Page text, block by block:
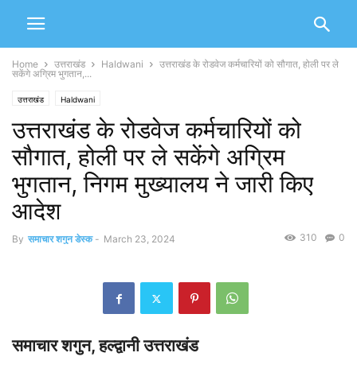
Home उत्तराखंड Haldwani
उत्तराखंड के रोडवेज कर्मचारियों को सौगात, होली पर ले
सकेंगे अग्रिम भुगतान,...
उत्तराखंड Haldwani
उत्तराखंड के रोडवेज कर्मचारियों को
सौगात, होली पर ले सकेंगे अग्रिम
भुगतान, निगम मुख्यालय ने जारी किए
आदेश
By समाचार शगुन डेस्क - March 23, 2024 0
310
समाचार शगुन, हल्द्वानी उत्तराखंड